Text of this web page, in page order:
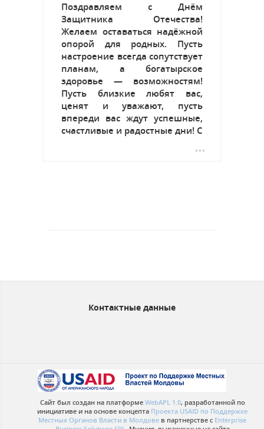
Поздравляем с Днём
Защитника Отечества!
Желаем оставаться надёжной
опорой для родных. Пусть
настроение всегда сопутствует
планам, а богатырское
здоровье — возможностям!
Пусть близкие любят вас,
ценят и уважают, пусть
впереди вас ждут успешные,
счастливые и радостные дни! С
Контактные данные
Сайт был создан на платформе WebAPL 1.0, разработанной по
инициативе и на основе концепта Проекта USAID по Поддержке
Местных Органов Власти в Молдове в партнерстве с Enterprise